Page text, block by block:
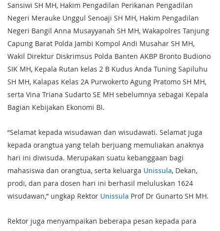
Sansiwi SH MH, Hakim Pengadilan Perikanan Pengadilan
Negeri Merauke Unggul Senoaji SH MH, Hakim Pengadilan
Negeri Bangil Anna Musayyanah SH MH, Wakapolres Tanjung
Capung Barat Polda Jambi Kompol Andi Musahar SH MH,
Wakil Direktur Diskrimsus Polda Banten AKBP Bronto Budiono
SIK MH, Kepala Rutan kelas 2 B Kudus Anda Tuning Sapiluhu
SH MH, Kalapas Kelas 2A Purwokerto Agung Pratomo SH MH,
serta Vina Triana Sudarto SE MH sebelumnya sebagai Kepala
Bagian Kebijakan Ekonomi BI.
“Selamat kepada wisudawan dan wisudawati. Selamat juga
kepada orangtua yang telah berjuang memuliakan anaknya
hari ini diwisuda. Merupakan suatu kebanggaan bagi
mahasiswa dan orangtua, serta keluarga Unissula, Dekan,
prodi, dan para dosen hari ini berhasil meluluskan 1624
wisudawan,” ungkap Rektor Unissula Prof Dr Gunarto SH MH.
Rektor juga menyampaikan beberapa pesan kepada para